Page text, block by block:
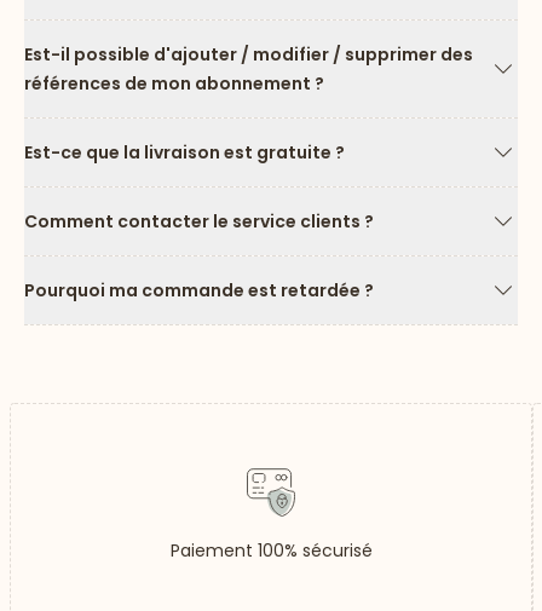
Est-il possible d'ajouter / modifier / supprimer des
références de mon abonnement ?
Est-ce que la livraison est gratuite ?
Comment contacter le service clients ?
Pourquoi ma commande est retardée ?
Paiement 100% sécurisé